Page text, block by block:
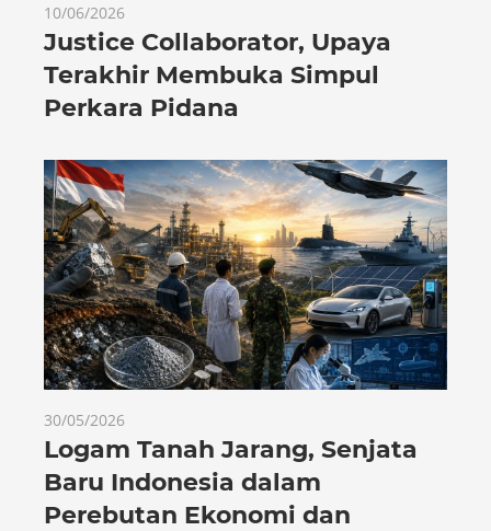
10/06/2026
Justice Collaborator, Upaya
Terakhir Membuka Simpul
Perkara Pidana
30/05/2026
Logam Tanah Jarang, Senjata
Baru Indonesia dalam
Perebutan Ekonomi dan